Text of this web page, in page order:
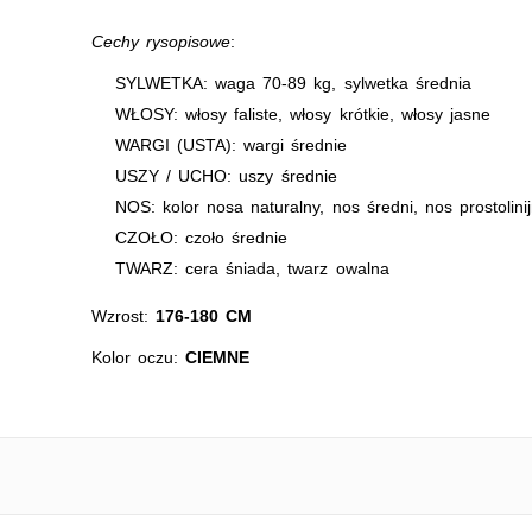
Cechy rysopisowe:
SYLWETKA: waga 70-89 kg, sylwetka średnia
WŁOSY: włosy faliste, włosy krótkie, włosy jasne
WARGI (USTA): wargi średnie
USZY / UCHO: uszy średnie
NOS: kolor nosa naturalny, nos średni, nos
CZOŁO: czoło średnie
TWARZ: cera śniada, twarz owalna
Wzrost: 176-180 CM
Kolor oczu:CIEMNE